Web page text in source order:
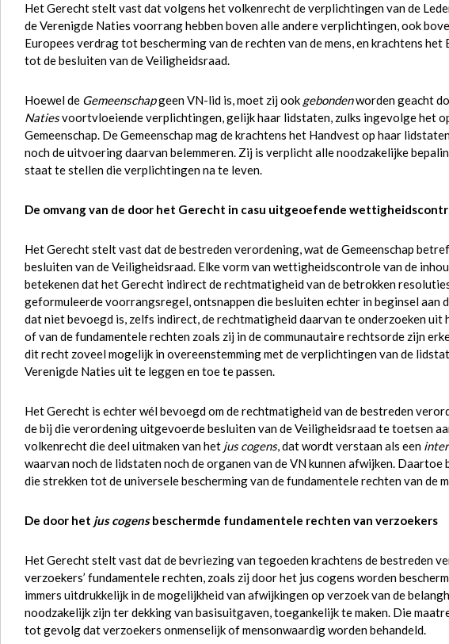
Het Gerecht stelt vast dat volgens het volkenrecht de verplichtingen van de
de Verenigde Naties voorrang hebben boven alle andere verplichtingen, ook
Europees verdrag tot bescherming van de rechten van de mens, en krachtens
tot de besluiten van de Veiligheidsraad.
Hoewel de Gemeenschapgeen VN-lid is, moet zij ook gebondenworden geacht
Natiesvoortvloeiende verplichtingen, gelijk haar lidstaten, zulks ingevolge het
Gemeenschap. De Gemeenschap mag de krachtens het Handvest op haar
noch de uitvoering daarvan belemmeren. Zij is verplicht alle noodzakelijke
staat te stellen die verplichtingen na te leven.
De omvang van de door het Gerecht in casu uitgeoefende
Het Gerecht stelt vast dat de bestreden verordening, wat de Gemeenschap
besluiten van de Veiligheidsraad. Elke vorm van wettigheidscontrole van de
betekenen dat het Gerecht indirect de rechtmatigheid van de betrokken
geformuleerde voorrangsregel, ontsnappen die besluiten echter in beginsel
dat niet bevoegd is, zelfs indirect, de rechtmatigheid daarvan te onderzoeken uit
of van de fundamentele rechten zoals zij in de communautaire rechtsorde zijn
dit recht zoveel mogelijk in overeenstemming met de verplichtingen van de
Verenigde Naties uit te leggen en toe te passen.
Het Gerecht is echter wél bevoegd om de rechtmatigheid van de bestreden
de bij die verordening uitgevoerde besluiten van de Veiligheidsraad te toetsen
volkenrecht die deel uitmaken van het jus cogens, dat wordt verstaan als een
waarvan noch de lidstaten noch de organen van de VN kunnen afwijken. Daartoe
die strekken tot de universele bescherming van de fundamentele rechten van de
De door het jus cogensbeschermde fundamentele rechten van verzoekers
Het Gerecht stelt vast dat de bevriezing van tegoeden krachtens de bestreden
verzoekers’ fundamentele rechten, zoals zij door het jus cogens worden
immers uitdrukkelijk in de mogelijkheid van afwijkingen op verzoek van de
noodzakelijk zijn ter dekking van basisuitgaven, toegankelijk te maken. Die
tot gevolg dat verzoekers onmenselijk of mensonwaardig worden behandeld.